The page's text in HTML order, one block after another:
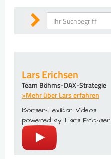
Suchen
Lars Erichsen
Team Böhms-DAX-Strategie
>Mehr über Lars erfahren
Börsen-Lexikon Videos
powered by Lars Erichsen